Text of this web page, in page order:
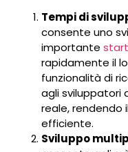
Tempi di
consente uno
importante
rapidamente il
funzionalità di
agli sviluppatori
reale, rendendo
efficiente.
Sviluppo